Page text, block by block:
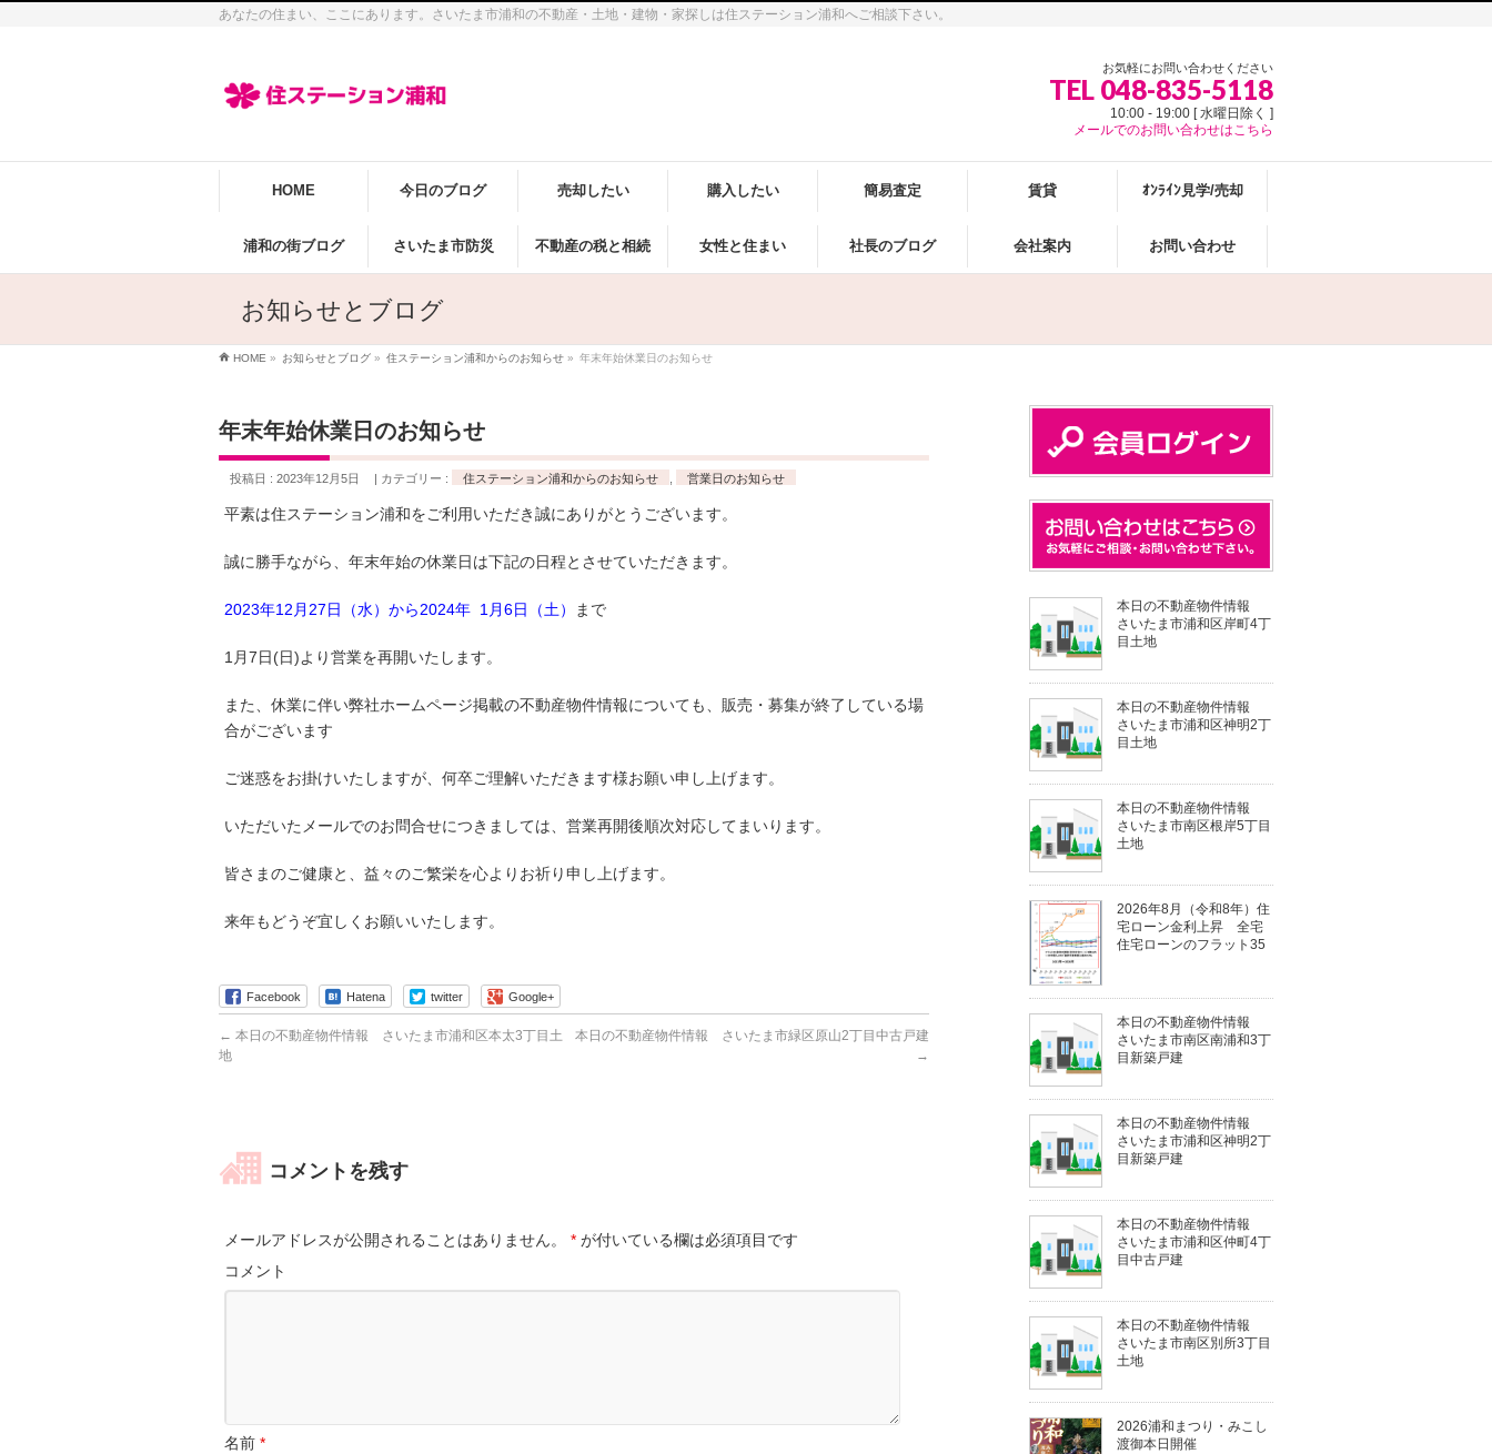
あなたの住まい、ここにあります。さいたま市浦和の不動産・土地・建物・家探しは住ステーション浦和へご相談下さい。
お気軽にお問い合わせください
TEL 048-835-5118
10:00 - 19:00 [ 水曜日除く ]
メールでのお問い合わせはこちら
HOME 今日のブログ 売却したい 購入したい 簡易査定 賃貸 ｵﾝﾗｲﾝ見学/売却
浦和の街ブログ さいたま市防災 不動産の税と相続 女性と住まい 社長のブログ 会社案内 お問い合わせ
お知らせとブログ
HOME » お知らせとブログ » 住ステーション浦和からのお知らせ » 年末年始休業日のお知らせ
年末年始休業日のお知らせ
投稿日 : 2023年12月5日 カテゴリー : 住ステーション浦和からのお知らせ 営業日のお知らせ
平素は住ステーション浦和をご利用いただき誠にありがとうございます。
誠に勝手ながら、年末年始の休業日は下記の日程とさせていただきます。
2023年12月27日（水）から2024年 1月6日（土） まで
1月7日(日)より営業を再開いたします。
また、休業に伴い弊社ホームページ掲載の不動産物件情報についても、販売・募集が終了している場
合がございます
ご迷惑をお掛けいたしますが、何卒ご理解いただきます様お願い申し上げます。
いただいたメールでのお問合せにつきましては、営業再開後順次対応してまいります。
皆さまのご健康と、益々のご繁栄を心よりお祈り申し上げます。
来年もどうぞ宜しくお願いいたします。
Facebook Hatena twitter Google+
← 本日の不動産物件情報 さいたま市浦和区本太3丁目土
地
本日の不動産物件情報 さいたま市緑区原山2丁目中古戸建
→
コメントを残す
メールアドレスが公開されることはありません。 * が付いている欄は必須項目です
コメント
名前 *
本日の不動産物件情報
さいたま市浦和区岸町4丁
目土地
本日の不動産物件情報
さいたま市浦和区神明2丁
目土地
本日の不動産物件情報
さいたま市南区根岸5丁目
土地
2026年8月（令和8年）住
宅ローン金利上昇 全宅
住宅ローンのフラット35
本日の不動産物件情報
さいたま市南区南浦和3丁
目新築戸建
本日の不動産物件情報
さいたま市浦和区神明2丁
目新築戸建
本日の不動産物件情報
さいたま市浦和区仲町4丁
目中古戸建
本日の不動産物件情報
さいたま市南区別所3丁目
土地
2026浦和まつり・みこし
渡御本日開催